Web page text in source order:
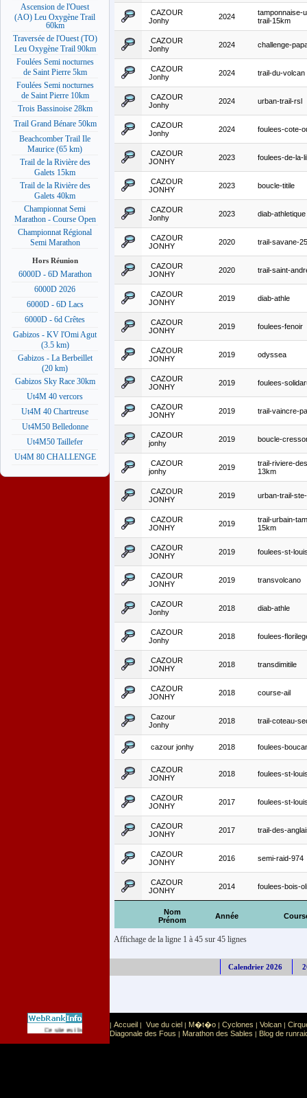
Ascension de l'Ouest
(AO) Leu Oxygène Trail
60km
Traversée de l'Ouest (TO)
Leu Oxygène Trail 90km
Foulées Semi nocturnes
de Saint Pierre 5km
Foulées Semi nocturnes
de Saint Pierre 10km
Trois Bassinoise 28km
Trail Grand Bénare 50km
Beachcomber Trail Ile
Maurice (65 km)
Trail de la Rivière des
Galets 15km
Trail de la Rivière des
Galets 40km
Championnat Semi
Marathon - Course Open
Championnat Régional
Semi Marathon
Hors Réunion
6000D - 6D Marathon
6000D 2026
6000D - 6D Lacs
6000D - 6d Crêtes
Gabizos - KV l'Omi Agut
(3.5 km)
Gabizos - La Berbeillet
(20 km)
Gabizos Sky Race 30km
Ut4M 40 vercors
Ut4M 40 Chartreuse
Ut4M50 Belledonne
Ut4M50 Taillefer
Ut4M 80 CHALLENGE
Nom
Prénom
Année
CAZOUR
Jonhy
2024
tamponnaise-
trail-15km
CAZOUR
Jonhy
2024 challenge-
CAZOUR
Jonhy
2024 trail-du-volcan
CAZOUR
Jonhy
2024 urban-trail-rsl
CAZOUR
Jonhy
2024 foulees-cote-
CAZOUR
JONHY
2023 foulees-de-la-
CAZOUR
JONHY
2023 boucle-titile
CAZOUR
Jonhy
2023 diab-athletique
CAZOUR
JONHY
2020 trail-savane-
CAZOUR
JONHY
2020 trail-saint-
CAZOUR
JONHY
2019 diab-athle
CAZOUR
JONHY
2019 foulees-fenoir
CAZOUR
JONHY
2019 odyssea
CAZOUR
JONHY
2019 foulees-
CAZOUR
JONHY
2019 trail-vaincre-
CAZOUR
jonhy
2019 boucle-
CAZOUR
jonhy
2019
trail-riviere-
13km
CAZOUR
JONHY
2019 urban-trail-
CAZOUR
JONHY
2019
trail-urbain-
15km
CAZOUR
JONHY
2019 foulees-st-
CAZOUR
JONHY
2019 transvolcano
CAZOUR
Jonhy
2018 diab-athle
CAZOUR
Jonhy
2018 foulees-
CAZOUR
JONHY
2018 transdimitile
CAZOUR
JONHY
2018 course-ail
Cazour
Jonhy
2018 trail-coteau-
cazour jonhy 2018 foulees-
CAZOUR
JONHY
2018 foulees-st-
CAZOUR
JONHY
2017 foulees-st-
CAZOUR
JONHY
2017 trail-des-
CAZOUR
JONHY
2016 semi-raid-974
CAZOUR
JONHY
2014 foulees-bois-
Affichage de la ligne 1 à 45 sur 45 lignes
Calendrier 2026
Ce site est list� dans la cat�gorie Sport: Sports extr�mes
| Accueil | Vue du ciel | M�t�o | Cyclones | Volcan |
Diagonale des Fous | Marathon des Sables | Blog de